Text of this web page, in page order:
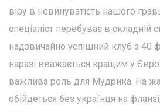
віру в невинуватість нашого
спеціаліст перебуває в складній
надзвичайно успішний клуб з 40
наразі вважається кращим у
важлива роль для Мудрика. На
обійдеться без українця на